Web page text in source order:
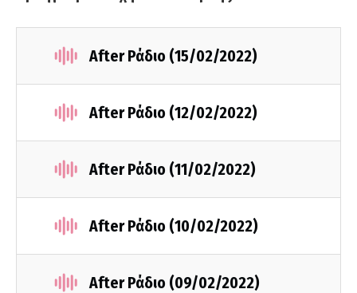
After Ράδιο (15/02/2022)
After Ράδιο (12/02/2022)
After Ράδιο (11/02/2022)
After Ράδιο (10/02/2022)
After Ράδιο (09/02/2022)